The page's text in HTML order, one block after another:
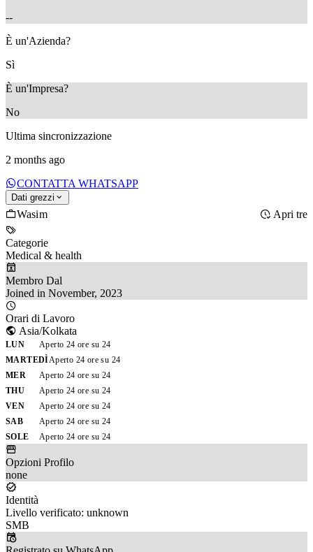
--
È un'Azienda?
Sì
È un'Impresa?
No
Ultima sincronizzazione
2 months ago
CONTATTA WHATSAPP
Dati grezzi
Wasim Apri tre
Categorie
Medical & health
Membro Dal
Joined in November, 2023
Orari di Lavoro
Asia/Kolkata
LUN
Aperto 24 ore su 24
MARTEDÌAperto 24 ore su 24
MER
Aperto 24 ore su 24
THU
Aperto 24 ore su 24
VEN
Aperto 24 ore su 24
SAB
Aperto 24 ore su 24
SOLE
Aperto 24 ore su 24
Opzioni Profilo
none
Identità
Livello verificato: unknown
SMB